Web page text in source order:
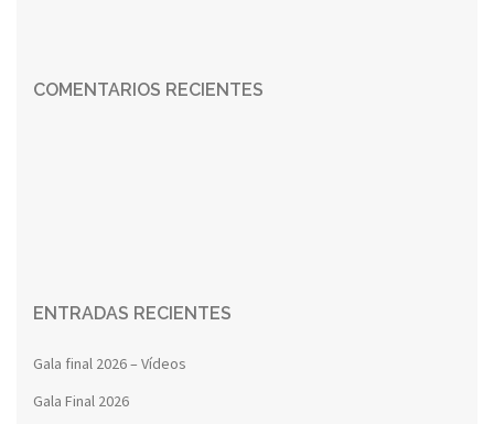
COMENTARIOS RECIENTES
ENTRADAS RECIENTES
Gala final 2026 – Vídeos
Gala Final 2026